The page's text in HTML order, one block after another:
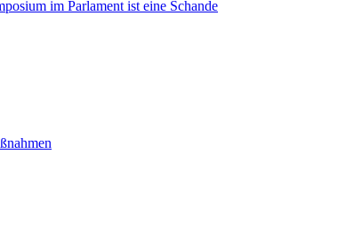
im Parlament ist eine Schande